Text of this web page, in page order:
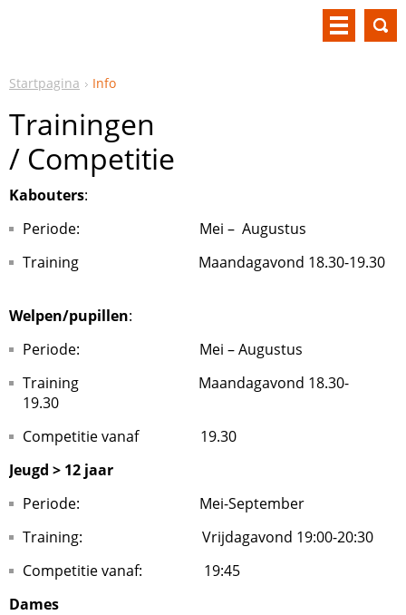
Startpagina Info
Trainingen
/ Competitie
Kabouters:
Periode: Mei – Augustus
Training Maandagavond 18.30-19.30
Welpen/pupillen:
Periode: Mei – Augustus
Training Maandagavond 18.30-
19.30
Competitie vanaf 19.30
Jeugd > 12 jaar
Periode: Mei-September
Training: Vrijdagavond 19:00-20:30
Competitie vanaf: 19:45
Dames